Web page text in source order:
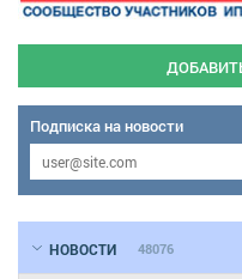
Подписка на новости
НОВОСТИ 48076